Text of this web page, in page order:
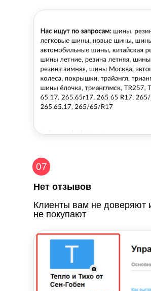
Нет отзывов
Клиенты вам не доверяют
не покупают
07